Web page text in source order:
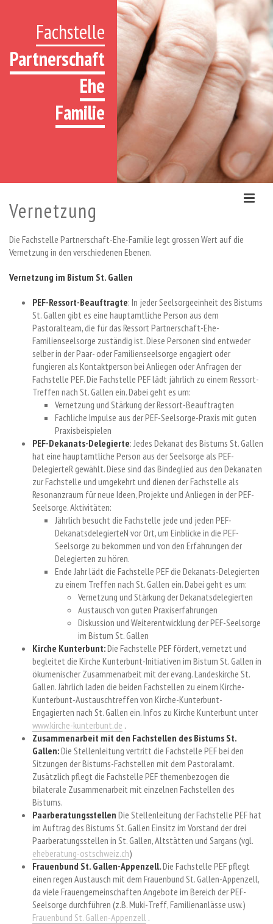
Fachstelle
Partnerschaft
Ehe
Familie
Vernetzung
Die Fachstelle Partnerschaft-Ehe-Familie legt grossen Wert auf die
Vernetzung in den verschiedenen Ebenen.
Vernetzung im Bistum St. Gallen
PEF-Ressort-Beauftragte: In jeder Seelsorgeeinheit des Bistums
St. Gallen gibt es eine hauptamtliche Person aus dem
Pastoralteam, die für das Ressort Partnerschaft-Ehe-
Familienseelsorge zuständig ist. Diese Personen sind entweder
selber in der Paar- oder Familienseelsorge engagiert oder
fungieren als Kontaktperson bei Anliegen oder Anfragen der
Fachstelle PEF. Die Fachstelle PEF lädt jährlich zu einem Ressort-
Treffen nach St. Gallen ein. Dabei geht es um:
Vernetzung und Stärkung der Ressort-Beauftragten
Fachliche Impulse aus der PEF-Seelsorge-Praxis mit guten
Praxisbeispielen
PEF-Dekanats-Delegierte: Jedes Dekanat des Bistums St. Gallen
hat eine hauptamtliche Person aus der Seelsorge als PEF-
DelegierteR gewählt. Diese sind das Bindeglied aus den Dekanaten
zur Fachstelle und umgekehrt und dienen der Fachstelle als
Resonanzraum für neue Ideen, Projekte und Anliegen in der PEF-
Seelsorge. Aktivitäten:
Jährlich besucht die Fachstelle jede und jeden PEF-
DekanatsdelegierteN vor Ort, um Einblicke in die PEF-
Seelsorge zu bekommen und von den Erfahrungen der
Delegierten zu hören.
Ende Jahr lädt die Fachstelle PEF die Dekanats-Delegierten
zu einem Treffen nach St. Gallen ein. Dabei geht es um:
Vernetzung und Stärkung der Dekanatsdelegierten
Austausch von guten Praxiserfahrungen
Diskussion und Weiterentwicklung der PEF-Seelsorge
im Bistum St. Gallen
Kirche Kunterbunt:Die Fachstelle PEF fördert, vernetzt und
begleitet die Kirche Kunterbunt-Initiativen im Bistum St. Gallen in
ökumenischer Zusammenarbeit mit der evang. Landeskirche St.
Gallen. Jährlich laden die beiden Fachstellen zu einem Kirche-
Kunterbunt-Austauschtreffen von Kirche-Kunterbunt-
Engagierten nach St. Gallen ein. Infos zu Kirche Kunterbunt unter
www.kirche-kunterbunt.de .
Zusammenarbeit mit den Fachstellen des Bistums St.
Gallen:Die Stellenleitung vertritt die Fachstelle PEF bei den
Sitzungen der Bistums-Fachstellen mit dem Pastoralamt.
Zusätzlich pflegt die Fachstelle PEF themenbezogen die
bilaterale Zusammenarbeit mit einzelnen Fachstellen des
Bistums.
Paarberatungsstellen Die Stellenleitung der Fachstelle PEF hat
im Auftrag des Bistums St. Gallen Einsitz im Vorstand der drei
Paarberatungsstellen in St. Gallen, Altstätten und Sargans (vgl.
eheberatung-ostschweiz.ch)
Frauenbund St. Gallen-Appenzell.Die Fachstelle PEF pflegt
einen regen Austausch mit dem Frauenbund St. Gallen-Appenzell,
da viele Frauengemeinschaften Angebote im Bereich der PEF-
Seelsorge durchführen (z.B. Muki-Treff, Familienanlässe usw.)
Frauenbund St. Gallen-Appenzell.